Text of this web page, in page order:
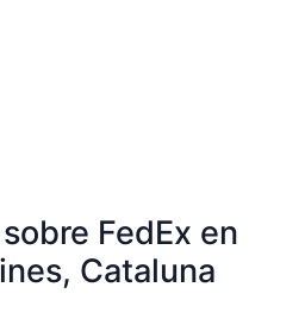
FedEx en
Cataluna